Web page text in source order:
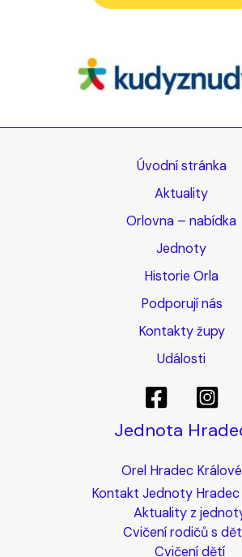
Úvodní stránka
Aktuality
Orlovna – nabídka
Jednoty
Historie Orla
Podporují nás
Kontakty župy
Události
Jednota
Orel Hradec Králové
Kontakt Jednoty Hradec
Aktuality z
Cvičení rodičů s
Cvičení dětí